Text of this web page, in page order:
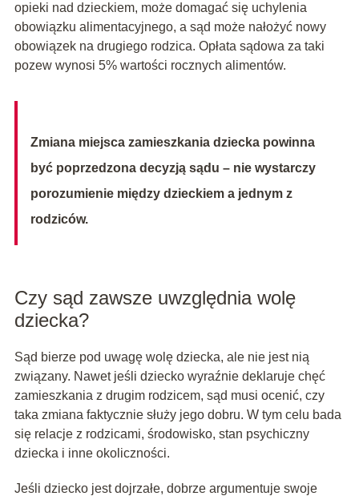
opieki nad dzieckiem, może domagać się uchylenia
obowiązku alimentacyjnego, a sąd może nałożyć nowy
obowiązek na drugiego rodzica. Opłata sądowa za taki
pozew wynosi 5% wartości rocznych alimentów.
Zmiana miejsca zamieszkania dziecka powinna
być poprzedzona decyzją sądu – nie wystarczy
porozumienie między dzieckiem a jednym z
rodziców.
Czy sąd zawsze uwzględnia wolę
dziecka?
Sąd bierze pod uwagę wolę dziecka, ale nie jest nią
związany. Nawet jeśli dziecko wyraźnie deklaruje chęć
zamieszkania z drugim rodzicem, sąd musi ocenić, czy
taka zmiana faktycznie służy jego dobru. W tym celu bada
się relacje z rodzicami, środowisko, stan psychiczny
dziecka i inne okoliczności.
Jeśli dziecko jest dojrzałe, dobrze argumentuje swoje